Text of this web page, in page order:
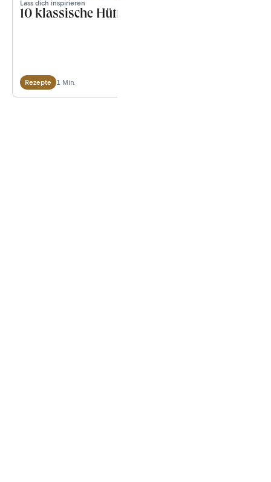
Lass dich inspirieren
10 klassische Hüttenrezepte
Rezepte 1 Min.